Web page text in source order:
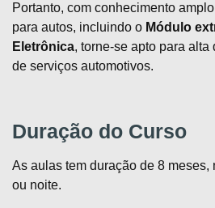
Portanto, com conhecimento
para autos, incluindo o Módulo
Eletrônica, torne-se apto para
de serviços automotivos.
Duração do Curso
As aulas tem duração de 8 meses,
ou noite.